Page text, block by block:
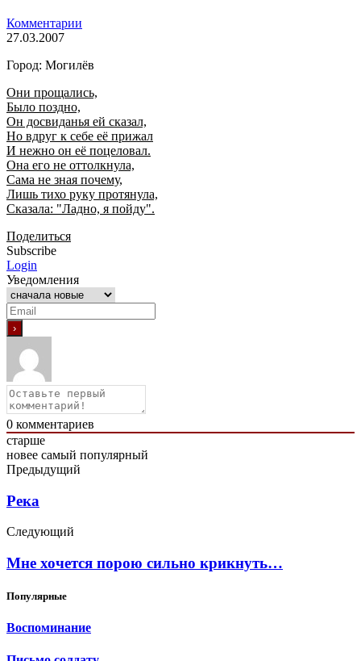
Комментарии
27.03.2007
Город: Могилёв
Они прощались,
Было поздно,
Он досвиданья ей сказал,
Но вдруг к себе её прижал
И нежно он её поцеловал.
Она его не оттолкнула,
Сама не зная почему,
Лишь тихо руку протянула,
Сказала: "Ладно, я пойду".
Поделиться
Subscribe
Login
Уведомления
0 комментариев
старше
новее самый популярный
Предыдущий
Река
Следующий
Мне хочется порою сильно крикнуть…
Популярные
Воспоминание